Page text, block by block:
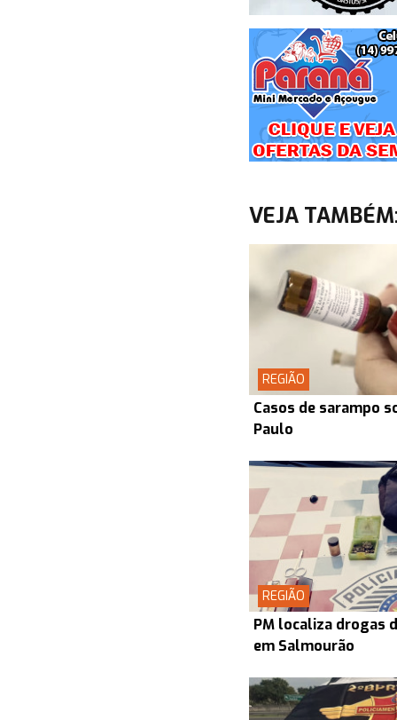
VEJA
REGIÃO
Casos de sarampo
Paulo
REGIÃO
PM localiza drogas
em Salmourão